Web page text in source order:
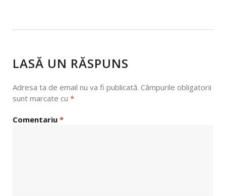
NAVIGATION
LASĂ UN RĂSPUNS
Adresa ta de email nu va fi publicată. Câmpurile obligatorii
sunt marcate cu *
Comentariu *